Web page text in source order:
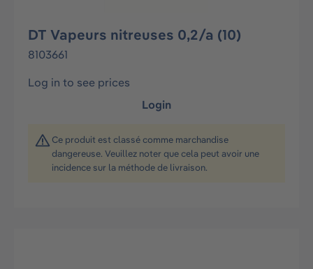
DT Vapeurs nitreuses 0,2/a (10)
8103661
Log in to see prices
Login
Ce produit est classé comme marchandise
dangereuse. Veuillez noter que cela peut avoir une
incidence sur la méthode de livraison.